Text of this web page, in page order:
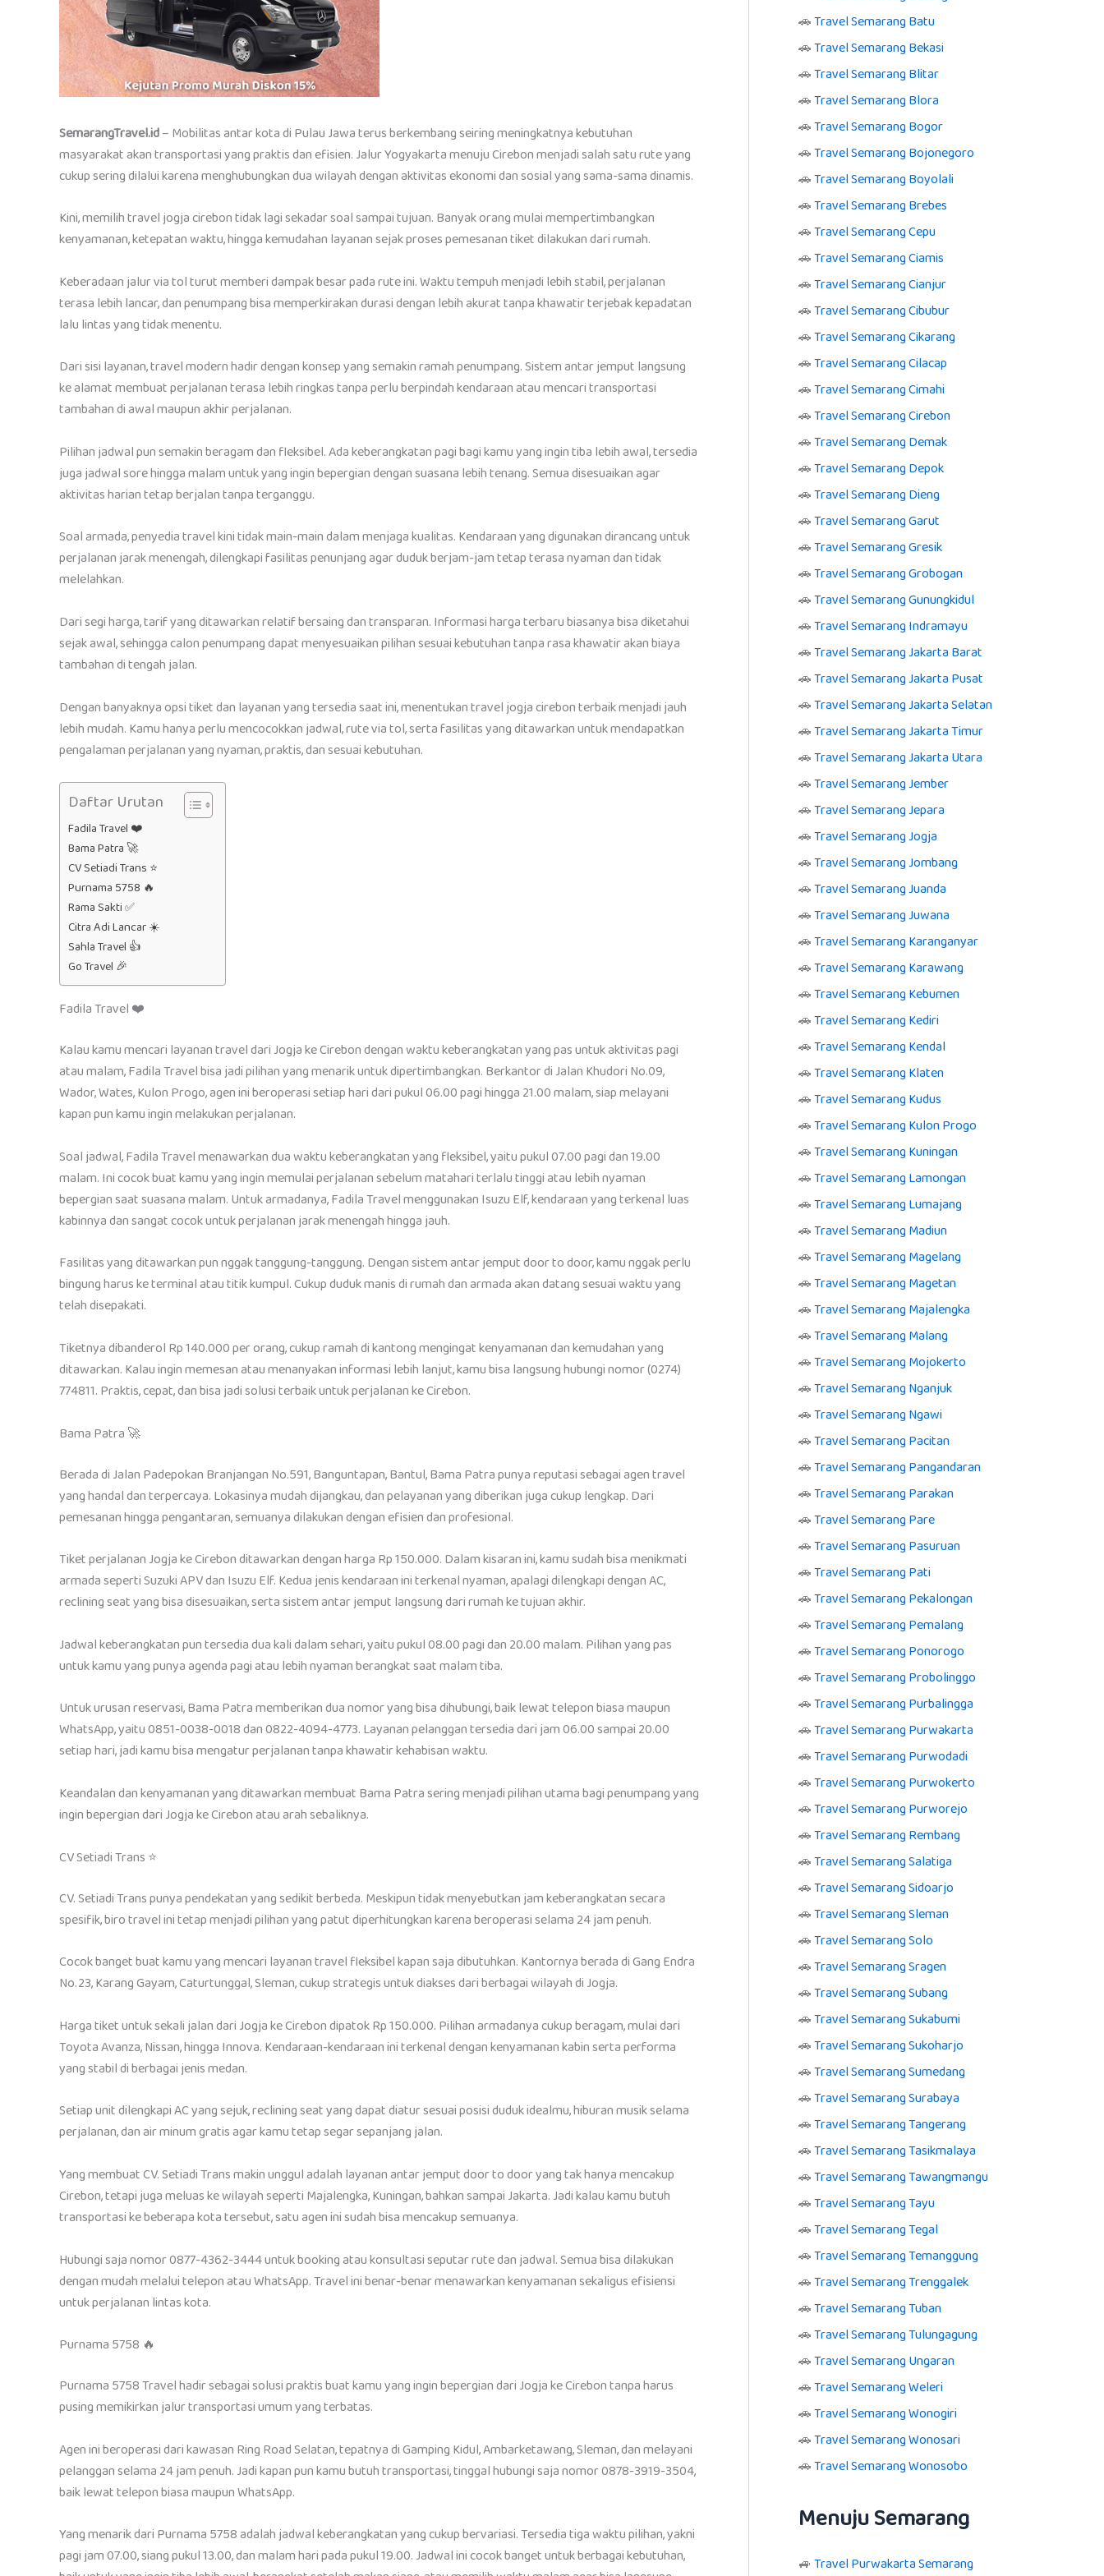
SemarangTravel.id– Mobilitas antar kota di Pulau Jawa terus berkembang seiring meningkatnya kebutuhan
masyarakat akan transportasi yang praktis dan efisien. Jalur Yogyakarta menuju Cirebon menjadi salah satu rute yang
cukup sering dilalui karena menghubungkan dua wilayah dengan aktivitas ekonomi dan sosial yang sama-sama dinamis.
Kini, memilih travel jogja cirebon tidak lagi sekadar soal sampai tujuan. Banyak orang mulai mempertimbangkan
kenyamanan, ketepatan waktu, hingga kemudahan layanan sejak proses pemesanan tiket dilakukan dari rumah.
Keberadaan jalur via tol turut memberi dampak besar pada rute ini. Waktu tempuh menjadi lebih stabil, perjalanan
terasa lebih lancar, dan penumpang bisa memperkirakan durasi dengan lebih akurat tanpa khawatir terjebak kepadatan
lalu lintas yang tidak menentu.
Dari sisi layanan, travel modern hadir dengan konsep yang semakin ramah penumpang. Sistem antar jemput langsung
ke alamat membuat perjalanan terasa lebih ringkas tanpa perlu berpindah kendaraan atau mencari transportasi
tambahan di awal maupun akhir perjalanan.
Pilihan jadwal pun semakin beragam dan fleksibel. Ada keberangkatan pagi bagi kamu yang ingin tiba lebih awal, tersedia
juga jadwal sore hingga malam untuk yang ingin bepergian dengan suasana lebih tenang. Semua disesuaikan agar
aktivitas harian tetap berjalan tanpa terganggu.
Soal armada, penyedia travel kini tidak main-main dalam menjaga kualitas. Kendaraan yang digunakan dirancang untuk
perjalanan jarak menengah, dilengkapi fasilitas penunjang agar duduk berjam-jam tetap terasa nyaman dan tidak
melelahkan.
Dari segi harga, tarif yang ditawarkan relatif bersaing dan transparan. Informasi harga terbaru biasanya bisa diketahui
sejak awal, sehingga calon penumpang dapat menyesuaikan pilihan sesuai kebutuhan tanpa rasa khawatir akan biaya
tambahan di tengah jalan.
Dengan banyaknya opsi tiket dan layanan yang tersedia saat ini, menentukan travel jogja cirebon terbaik menjadi jauh
lebih mudah. Kamu hanya perlu mencocokkan jadwal, rute via tol, serta fasilitas yang ditawarkan untuk mendapatkan
pengalaman perjalanan yang nyaman, praktis, dan sesuai kebutuhan.
Daftar Urutan
Fadila Travel ❤️
Bama Patra 🚀
CV Setiadi Trans ⭐
Purnama 5758 🔥
Rama Sakti ✅
Citra Adi Lancar ☀️
Sahla Travel 👍
Go Travel 🎉
Fadila Travel ❤️
Kalau kamu mencari layanan travel dari Jogja ke Cirebon dengan waktu keberangkatan yang pas untuk aktivitas pagi
atau malam, Fadila Travel bisa jadi pilihan yang menarik untuk dipertimbangkan. Berkantor di Jalan Khudori No.09,
Wador, Wates, Kulon Progo, agen ini beroperasi setiap hari dari pukul 06.00 pagi hingga 21.00 malam, siap melayani
kapan pun kamu ingin melakukan perjalanan.
Soal jadwal, Fadila Travel menawarkan dua waktu keberangkatan yang fleksibel, yaitu pukul 07.00 pagi dan 19.00
malam. Ini cocok buat kamu yang ingin memulai perjalanan sebelum matahari terlalu tinggi atau lebih nyaman
bepergian saat suasana malam. Untuk armadanya, Fadila Travel menggunakan Isuzu Elf, kendaraan yang terkenal luas
kabinnya dan sangat cocok untuk perjalanan jarak menengah hingga jauh.
Fasilitas yang ditawarkan pun nggak tanggung-tanggung. Dengan sistem antar jemput door to door, kamu nggak perlu
bingung harus ke terminal atau titik kumpul. Cukup duduk manis di rumah dan armada akan datang sesuai waktu yang
telah disepakati.
Tiketnya dibanderol Rp 140.000 per orang, cukup ramah di kantong mengingat kenyamanan dan kemudahan yang
ditawarkan. Kalau ingin memesan atau menanyakan informasi lebih lanjut, kamu bisa langsung hubungi nomor (0274)
774811. Praktis, cepat, dan bisa jadi solusi terbaik untuk perjalanan ke Cirebon.
Bama Patra 🚀
Berada di Jalan Padepokan Branjangan No.591, Banguntapan, Bantul, Bama Patra punya reputasi sebagai agen travel
yang handal dan terpercaya. Lokasinya mudah dijangkau, dan pelayanan yang diberikan juga cukup lengkap. Dari
pemesanan hingga pengantaran, semuanya dilakukan dengan efisien dan profesional.
Tiket perjalanan Jogja ke Cirebon ditawarkan dengan harga Rp 150.000. Dalam kisaran ini, kamu sudah bisa menikmati
armada seperti Suzuki APV dan Isuzu Elf. Kedua jenis kendaraan ini terkenal nyaman, apalagi dilengkapi dengan AC,
reclining seat yang bisa disesuaikan, serta sistem antar jemput langsung dari rumah ke tujuan akhir.
Jadwal keberangkatan pun tersedia dua kali dalam sehari, yaitu pukul 08.00 pagi dan 20.00 malam. Pilihan yang pas
untuk kamu yang punya agenda pagi atau lebih nyaman berangkat saat malam tiba.
Untuk urusan reservasi, Bama Patra memberikan dua nomor yang bisa dihubungi, baik lewat telepon biasa maupun
WhatsApp, yaitu 0851-0038-0018 dan 0822-4094-4773. Layanan pelanggan tersedia dari jam 06.00 sampai 20.00
setiap hari, jadi kamu bisa mengatur perjalanan tanpa khawatir kehabisan waktu.
Keandalan dan kenyamanan yang ditawarkan membuat Bama Patra sering menjadi pilihan utama bagi penumpang yang
ingin bepergian dari Jogja ke Cirebon atau arah sebaliknya.
CV Setiadi Trans ⭐
CV. Setiadi Trans punya pendekatan yang sedikit berbeda. Meskipun tidak menyebutkan jam keberangkatan secara
spesifik, biro travel ini tetap menjadi pilihan yang patut diperhitungkan karena beroperasi selama 24 jam penuh.
Cocok banget buat kamu yang mencari layanan travel fleksibel kapan saja dibutuhkan. Kantornya berada di Gang Endra
No.23, Karang Gayam, Caturtunggal, Sleman, cukup strategis untuk diakses dari berbagai wilayah di Jogja.
Harga tiket untuk sekali jalan dari Jogja ke Cirebon dipatok Rp 150.000. Pilihan armadanya cukup beragam, mulai dari
Toyota Avanza, Nissan, hingga Innova. Kendaraan-kendaraan ini terkenal dengan kenyamanan kabin serta performa
yang stabil di berbagai jenis medan.
Setiap unit dilengkapi AC yang sejuk, reclining seat yang dapat diatur sesuai posisi duduk idealmu, hiburan musik selama
perjalanan, dan air minum gratis agar kamu tetap segar sepanjang jalan.
Yang membuat CV. Setiadi Trans makin unggul adalah layanan antar jemput door to door yang tak hanya mencakup
Cirebon, tetapi juga meluas ke wilayah seperti Majalengka, Kuningan, bahkan sampai Jakarta. Jadi kalau kamu butuh
transportasi ke beberapa kota tersebut, satu agen ini sudah bisa mencakup semuanya.
Hubungi saja nomor 0877-4362-3444 untuk booking atau konsultasi seputar rute dan jadwal. Semua bisa dilakukan
dengan mudah melalui telepon atau WhatsApp. Travel ini benar-benar menawarkan kenyamanan sekaligus efisiensi
untuk perjalanan lintas kota.
Purnama 5758 🔥
Purnama 5758 Travel hadir sebagai solusi praktis buat kamu yang ingin bepergian dari Jogja ke Cirebon tanpa harus
pusing memikirkan jalur transportasi umum yang terbatas.
Agen ini beroperasi dari kawasan Ring Road Selatan, tepatnya di Gamping Kidul, Ambarketawang, Sleman, dan melayani
pelanggan selama 24 jam penuh. Jadi kapan pun kamu butuh transportasi, tinggal hubungi saja nomor 0878-3919-3504,
baik lewat telepon biasa maupun WhatsApp.
Yang menarik dari Purnama 5758 adalah jadwal keberangkatan yang cukup bervariasi. Tersedia tiga waktu pilihan, yakni
pagi jam 07.00, siang pukul 13.00, dan malam hari pada pukul 19.00. Jadwal ini cocok banget untuk berbagai kebutuhan,
🚗Travel Semarang Batu
🚗Travel Semarang Bekasi
🚗Travel Semarang Blitar
🚗Travel Semarang Blora
🚗Travel Semarang Bogor
🚗Travel Semarang Bojonegoro
🚗Travel Semarang Boyolali
🚗Travel Semarang Brebes
🚗Travel Semarang Cepu
🚗Travel Semarang Ciamis
🚗Travel Semarang Cianjur
🚗Travel Semarang Cibubur
🚗Travel Semarang Cikarang
🚗Travel Semarang Cilacap
🚗Travel Semarang Cimahi
🚗Travel Semarang Cirebon
🚗Travel Semarang Demak
🚗Travel Semarang Depok
🚗Travel Semarang Dieng
🚗Travel Semarang Garut
🚗Travel Semarang Gresik
🚗Travel Semarang Grobogan
🚗Travel Semarang Gunungkidul
🚗Travel Semarang Indramayu
🚗Travel Semarang Jakarta Barat
🚗Travel Semarang Jakarta Pusat
🚗Travel Semarang Jakarta Selatan
🚗Travel Semarang Jakarta Timur
🚗Travel Semarang Jakarta Utara
🚗Travel Semarang Jember
🚗Travel Semarang Jepara
🚗Travel Semarang Jogja
🚗Travel Semarang Jombang
🚗Travel Semarang Juanda
🚗Travel Semarang Juwana
🚗Travel Semarang Karanganyar
🚗Travel Semarang Karawang
🚗Travel Semarang Kebumen
🚗Travel Semarang Kediri
🚗Travel Semarang Kendal
🚗Travel Semarang Klaten
🚗Travel Semarang Kudus
🚗Travel Semarang Kulon Progo
🚗Travel Semarang Kuningan
🚗Travel Semarang Lamongan
🚗Travel Semarang Lumajang
🚗Travel Semarang Madiun
🚗Travel Semarang Magelang
🚗Travel Semarang Magetan
🚗Travel Semarang Majalengka
🚗Travel Semarang Malang
🚗Travel Semarang Mojokerto
🚗Travel Semarang Nganjuk
🚗Travel Semarang Ngawi
🚗Travel Semarang Pacitan
🚗Travel Semarang Pangandaran
🚗Travel Semarang Parakan
🚗Travel Semarang Pare
🚗Travel Semarang Pasuruan
🚗Travel Semarang Pati
🚗Travel Semarang Pekalongan
🚗Travel Semarang Pemalang
🚗Travel Semarang Ponorogo
🚗Travel Semarang Probolinggo
🚗Travel Semarang Purbalingga
🚗Travel Semarang Purwakarta
🚗Travel Semarang Purwodadi
🚗Travel Semarang Purwokerto
🚗Travel Semarang Purworejo
🚗Travel Semarang Rembang
🚗Travel Semarang Salatiga
🚗Travel Semarang Sidoarjo
🚗Travel Semarang Sleman
🚗Travel Semarang Solo
🚗Travel Semarang Sragen
🚗Travel Semarang Subang
🚗Travel Semarang Sukabumi
🚗Travel Semarang Sukoharjo
🚗Travel Semarang Sumedang
🚗Travel Semarang Surabaya
🚗Travel Semarang Tangerang
🚗Travel Semarang Tasikmalaya
🚗Travel Semarang Tawangmangu
🚗Travel Semarang Tayu
🚗Travel Semarang Tegal
🚗Travel Semarang Temanggung
🚗Travel Semarang Trenggalek
🚗Travel Semarang Tuban
🚗Travel Semarang Tulungagung
🚗Travel Semarang Ungaran
🚗Travel Semarang Weleri
🚗Travel Semarang Wonogiri
🚗Travel Semarang Wonosari
🚗Travel Semarang Wonosobo
Menuju Semarang
🚙 Travel Purwakarta Semarang